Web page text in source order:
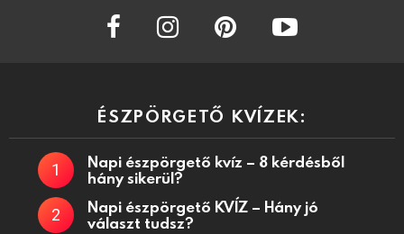
facebook instagram
ÉSZPÖRGETŐ KVÍZEK:
Napi észpörgető kvíz – 8 kérdésből
hány sikerül?
Napi észpörgető KVÍZ – Hány jó
választ tudsz?